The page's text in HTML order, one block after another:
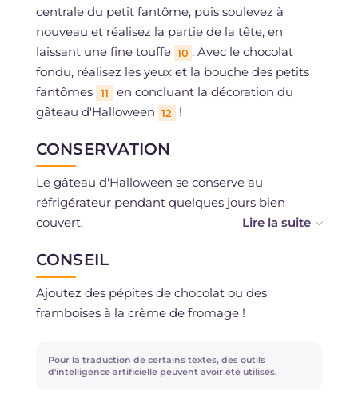
centrale du petit fantôme, puis soulevez à
nouveau et réalisez la partie de la tête, en
laissant une fine touffe 10 . Avec le chocolat
fondu, réalisez les yeux et la bouche des petits
fantômes
11
en concluant la décoration du
gâteau d'Halloween 12 !
CONSERVATION
Le gâteau d'Halloween se conserve au
réfrigérateur pendant quelques jours bien
couvert.
La base se conserve sous une cloche en verre
pendant 2 jours. Elle peut être congelée.
La crème de la garniture se conserve quelques
CONSEIL
Ajoutez des pépites de chocolat ou des
framboises à la crème de fromage !
Pour la traduction de certains textes, des outils
d'intelligence artificielle peuvent avoir été utilisés.